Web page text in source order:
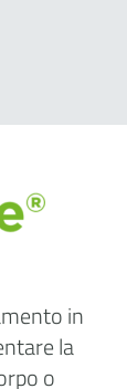
in
la
o